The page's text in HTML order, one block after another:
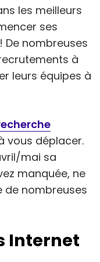
les meilleurs
ses
De nombreuses
à
leurs équipes à
vous déplacer.
mai sa
manquée, ne
de nombreuses
Internet